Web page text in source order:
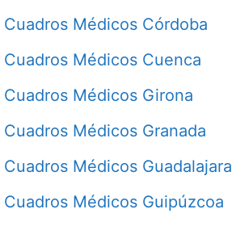
Cuadros Médicos Córdoba
Cuadros Médicos Cuenca
Cuadros Médicos Girona
Cuadros Médicos Granada
Cuadros Médicos Guadalajara
Cuadros Médicos Guipúzcoa